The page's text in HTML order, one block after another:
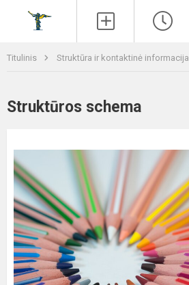
Titulinis Struktūra ir kontaktinė informacija
Struktūros schema